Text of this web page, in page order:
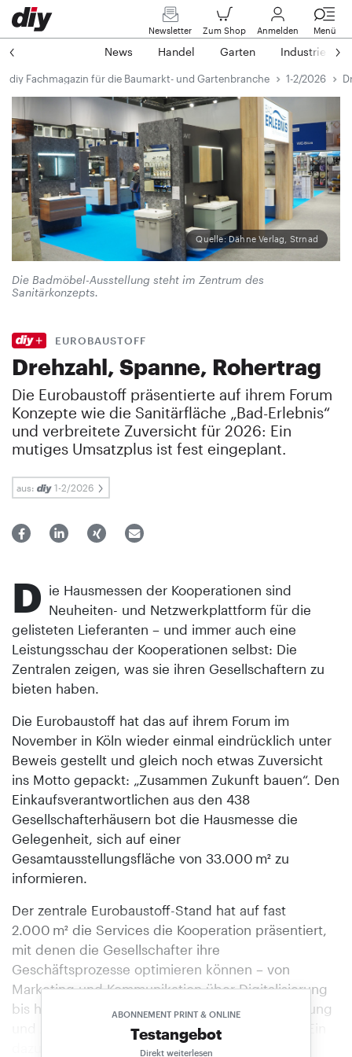
Newsletter Zum Shop Anmelden Menü
News Handel Garten Industrie
diy Fachmagazin für die Baumarkt- und Gartenbranche 1-2/2026
Quelle: Dähne Verlag, Strnad
Die Badmöbel-Ausstellung steht im Zentrum des
Sanitärkonzepts.
EUROBAUSTOFF
Drehzahl, Spanne, Rohertrag
Die Eurobaustoff präsentierte auf ihrem Forum
Konzepte wie die Sanitärfläche „Bad-Erlebnis“
und verbreitete Zuversicht für 2026: Ein
mutiges Umsatzplus ist fest eingeplant.
aus: 1-2/2026
ABONNEMENT PRINT & ONLINE
Testangebot
Direkt weiterlesen
D ie Hausmessen der Koopera­tionen sind
Neuheiten- und Netzwerkplattform für die
gelisteten Lieferanten – und immer auch eine
Leistungsschau der Kooperationen selbst: Die
Zentralen zeigen, was sie ihren Gesellschaftern zu
bieten haben.
Die Eurobaustoff hat das auf ihrem Forum im
November in Köln wieder einmal eindrücklich unter
Beweis gestellt und gleich noch etwas Zuversicht
ins Motto gepackt: „Zusammen Zukunft bauen“. Den
Einkaufsverantwortlichen aus den 438
Gesellschafterhäusern bot die Hausmesse die
Gelegenheit, sich auf einer
Gesamtausstellungsfläche von 33.000 m² zu
informieren.
Der zentrale Eurobaustoff-Stand hat auf fast
2.000 m² die Services die Kooperation präsentiert,
mit denen die Gesellschafter ihre
Geschäftsprozesse optimieren können – von
Marketing und Kommunikation über Digitalisierung
bis hin zu Standortkonzepten, Personalentwicklung
und zum Zukunftsthema künstliche Intelligenz. Ein
dazu eingerichteter Stand informierte unter